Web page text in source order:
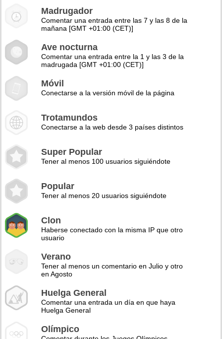
Madrugador
Comentar una entrada entre las 7 y las 8 de la
mañana [GMT +01:00 (CET)]
Ave nocturna
Comentar una entrada entre la 1 y las 3 de la
madrugada [GMT +01:00 (CET)]
Móvil
Conectarse a la versión móvil de la página
Trotamundos
Conectarse a la web desde 3 países distintos
Super Popular
Tener al menos 100 usuarios siguiéndote
Popular
Tener al menos 20 usuarios siguiéndote
Clon
Haberse conectado con la misma IP que otro
usuario
Verano
Tener al menos un comentario en Julio y otro
en Agosto
Huelga General
Comentar una entrada un día en que haya
Huelga General
Olímpico